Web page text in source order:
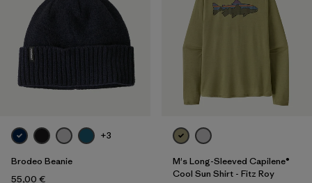
+3
Brodeo Beanie
55,00 €
M's Long-Sleeved Capilene®
Cool Sun Shirt - Fitz Roy